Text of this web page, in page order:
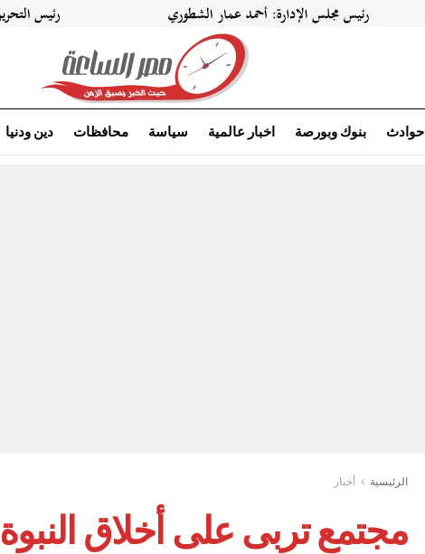
حوادث بنوك وبورصة اخبار عالمية سياسة محافظات دين ودنيا
الرئيسية أخبار
مجتمع تربى على أخلاق النبوة